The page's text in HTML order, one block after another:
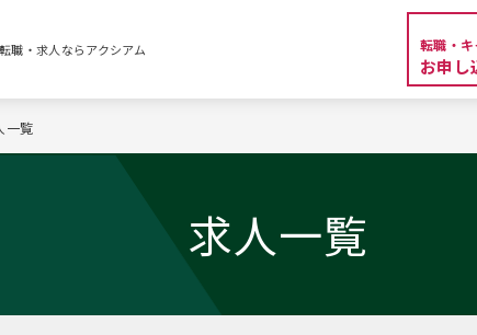
職・求人ならアクシアム 転職・
お申し
一覧
求人一覧